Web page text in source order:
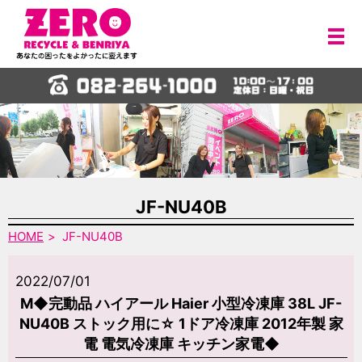
メ
JF-NU40B
HOME JF-NU40B
2022/07/01
M◆完動品 ハイアール Haier 小型冷凍庫 38L JF-
NU40B ストック用に☆ 1ドア冷凍庫 2012年製 家
電 電気冷凍庫 キッチン家電◆